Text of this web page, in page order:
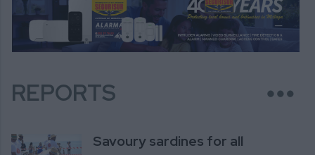
REPORTS more_horiz
Savoury sardines for all